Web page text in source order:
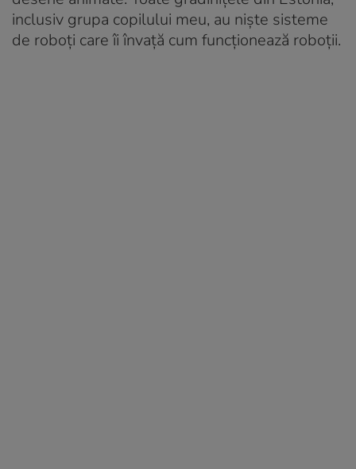
inclusiv grupa copilului meu, au niște sisteme
de roboți care îi învață cum funcționează roboții.